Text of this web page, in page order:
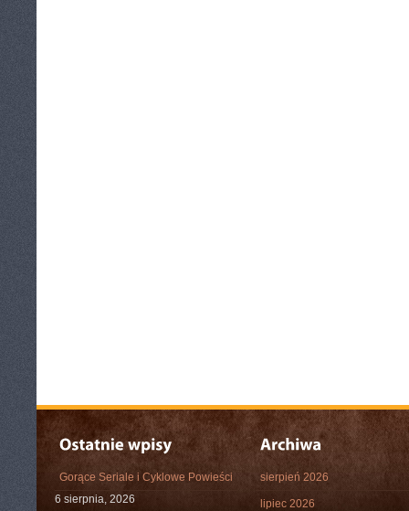
Gorące Seriale i Cyklowe Powieści
6 sierpnia, 2026
sierpień 2026
lipiec 2026